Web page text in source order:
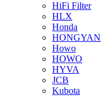
HiFi Filter
HLX
Honda
HONGYAN
Howo
HOWO
HYVA
JCB
Kubota